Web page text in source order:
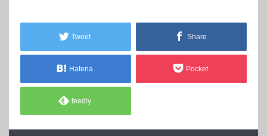
Tweet Share
Hatena Pocket
feedly